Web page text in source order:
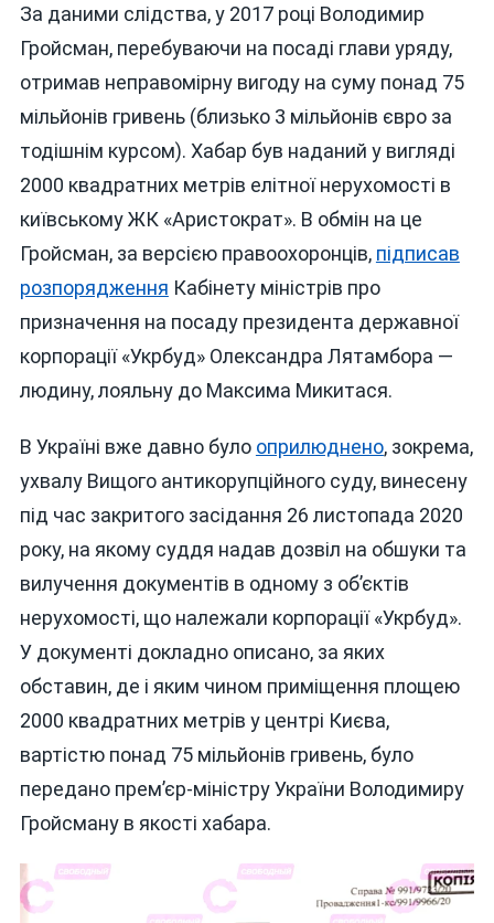
За даними слідства, у 2017 році Володимир
Гройсман, перебуваючи на посаді глави уряду,
отримав неправомірну вигоду на суму понад 75
мільйонів гривень (близько 3 мільйонів євро за
тодішнім курсом). Хабар був наданий у вигляді
2000 квадратних метрів елітної нерухомості в
київському ЖК «Аристократ». В обмін на це
Гройсман, за версією правоохоронців, підписав
розпорядження Кабінету міністрів про
призначення на посаду президента державної
корпорації «Укрбуд» Олександра Лятамбора —
людину, лояльну до Максима Микитася.
В Україні вже давно було оприлюднено, зокрема,
ухвалу Вищого антикорупційного суду, винесену
під час закритого засідання 26 листопада 2020
року, на якому суддя надав дозвіл на обшуки та
вилучення документів в одному з об’єктів
нерухомості, що належали корпорації «Укрбуд».
У документі докладно описано, за яких
обставин, де і яким чином приміщення площею
2000 квадратних метрів у центрі Києва,
вартістю понад 75 мільйонів гривень, було
передано прем’єр-міністру України Володимиру
Гройсману в якості хабара.